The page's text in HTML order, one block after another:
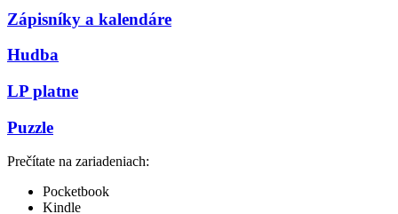
Zápisníky a kalendáre
Hudba
LP platne
Puzzle
Prečítate na zariadeniach:
Pocketbook
Kindle